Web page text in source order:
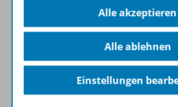
Beschreibung
Spar-Pakete
Alle akzeptieren
Alle ablehnen
Einstellungen